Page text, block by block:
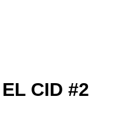
CID #2